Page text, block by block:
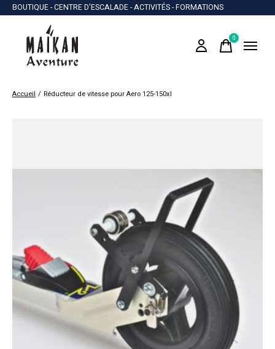
BOUTIQUE - CENTRE D'ESCALADE - ACTIVITÉS - FORMATIONS
0items
Accueil / Réducteur de vitesse pour Aero 125-150xl